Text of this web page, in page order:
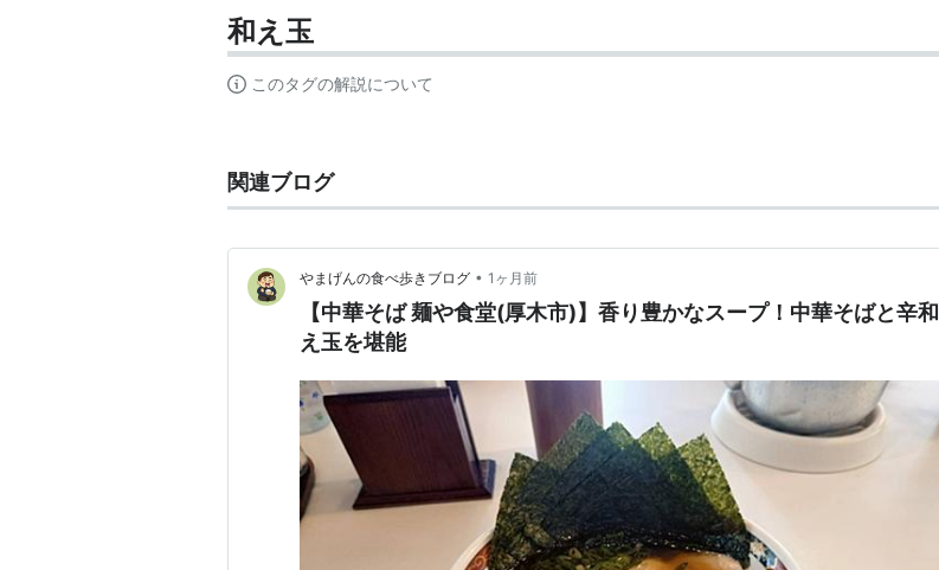
和え玉
このタグの解説について
関連ブログ
やまげんの食べ歩きブログ • 1ヶ月前
【中華そば 麺や食堂(厚木市)】香り豊かなスープ！中華そばと辛和
え玉を堪能